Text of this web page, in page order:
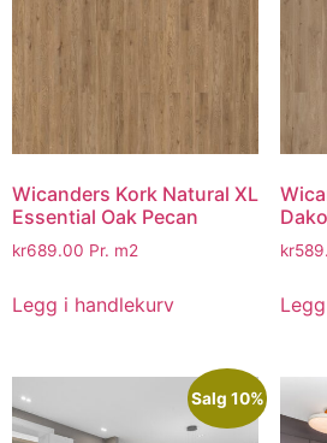
Wicanders Kork Natural XL
Essential Oak Pecan
kr689.00 Pr. m2
Legg i handlekurv
kr
Salg 10%